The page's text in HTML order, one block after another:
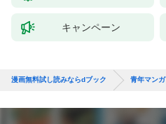
キャンペーン
漫画無料試し読みならdブック 青年マンガ